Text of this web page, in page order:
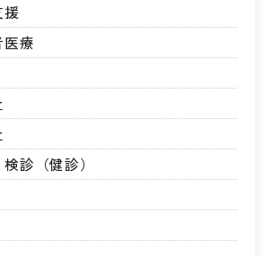
援
療
診（健診）